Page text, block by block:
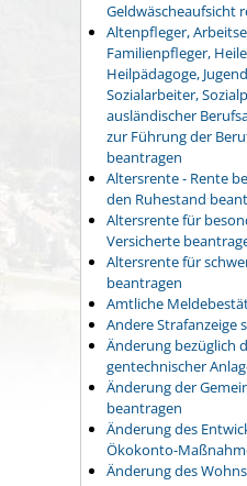
Geldwäscheaufsicht
Altenpfleger,
Familienpfleger,
Heilpädagoge,
Sozialarbeiter,
ausländischer
zur Führung der
beantragen
Altersrente - Rente
den Ruhestand
Altersrente für
Versicherte
Altersrente für
beantragen
Amtliche
Andere Strafanzeige
Änderung bezüglich
gentechnischer
Änderung der
beantragen
Änderung des
Ökokonto-
Änderung des